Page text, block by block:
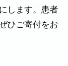
します。患者
ひご寄付をお